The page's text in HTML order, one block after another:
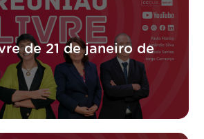
de 21 de janeiro de